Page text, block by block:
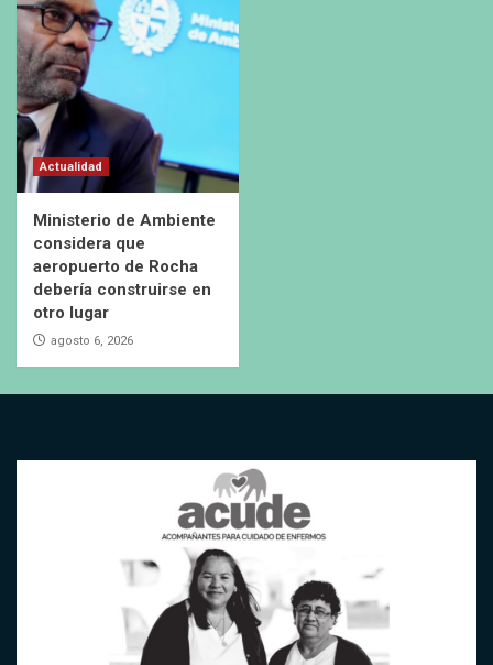
Actualidad
Ministerio de Ambiente
considera que
aeropuerto de Rocha
debería construirse en
otro lugar
agosto 6, 2026